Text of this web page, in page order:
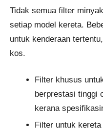
Tidak semua filter
setiap model kereta.
untuk kenderaan
kos.
Filter khusus
berprestasi tinggi
kerana
Filter untuk